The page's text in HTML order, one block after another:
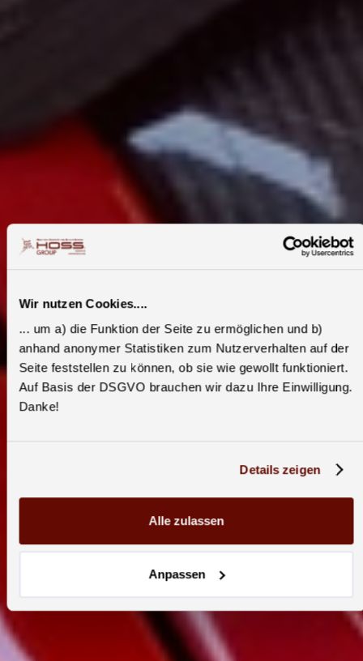
Wir nutzen Cookies....
... um a) die Funktion der Seite zu ermöglichen und b)
anhand anonymer Statistiken zum Nutzerverhalten auf der
Seite feststellen zu können, ob sie wie gewollt funktioniert.
Auf Basis der DSGVO brauchen wir dazu Ihre Einwilligung.
Danke!
Details zeigen
Alle zulassen
Anpassen